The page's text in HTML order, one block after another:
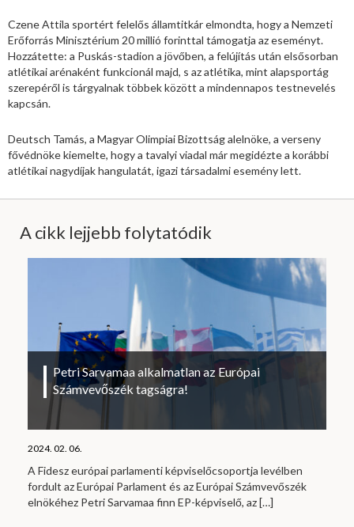
Czene Attila sportért felelős államtitkár elmondta, hogy a Nemzeti
Erőforrás Minisztérium 20 millió forinttal támogatja az eseményt.
Hozzátette: a Puskás-stadion a jövőben, a felújítás után elsősorban
atlétikai arénaként funkcionál majd, s az atlétika, mint alapsportág
szerepéről is tárgyalnak többek között a mindennapos testnevelés
kapcsán.
Deutsch Tamás, a Magyar Olimpiai Bizottság alelnöke, a verseny
fővédnökekiemelte, hogy a tavalyi viadal már megidézte a korábbi
atlétikai nagydíjakhangulatát, igazi társadalmi esemény lett.
A cikk lejjebb folytatódik
Petri Sarvamaa alkalmatlan az Európai
Számvevőszék tagságra!
2024. 02. 06.
A Fidesz európai parlamenti képviselőcsoportja levélben
fordult az Európai Parlament és az Európai Számvevőszék
elnökéhez Petri Sarvamaa finn EP-képviselő, az[…]